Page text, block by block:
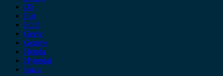
DS
Fiat
Ford
Geely
Gonow
Honda
Hyundai
Isuzu